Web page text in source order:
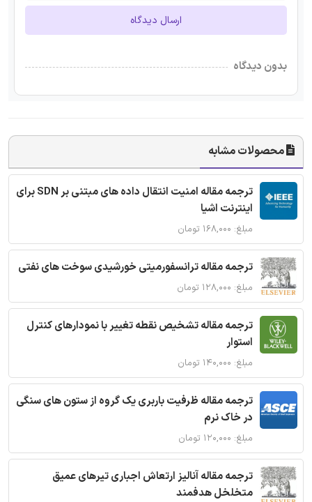
ارسال دیدگاه
بدون دیدگاه
محصولات مشابه
ترجمه مقاله امنیت انتقال داده های مبتنی بر SDN برای
اینترنت اشیا
مبلغ: ۱۶۸,۰۰۰ تومان
ترجمه مقاله ترانسفورمیتی خورشیدی سوخت های نفتی
مبلغ: ۱۲۸,۰۰۰ تومان
ترجمه مقاله تشخیص نقطه تغییر با نمودارهای کنترل
استوار
مبلغ: ۱۴۰,۰۰۰ تومان
ترجمه مقاله ظرفیت باربری یک گروه از ستون های سنگی
در خاک نرم
مبلغ: ۱۲۰,۰۰۰ تومان
ترجمه مقاله آنالیز ارتعاش اجباری تیرهای عمیق
متخلخل هدفمند